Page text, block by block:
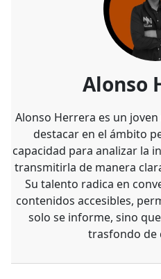
Alonso
Alonso Herrera es un
destacar en el ámbito
capacidad para analizar la
transmitirla de manera
Su talento radica en
contenidos accesibles,
solo se informe, sino
trasfondo de